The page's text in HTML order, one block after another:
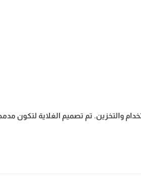
والتخزين. تم تصميم الغلاية لتكون